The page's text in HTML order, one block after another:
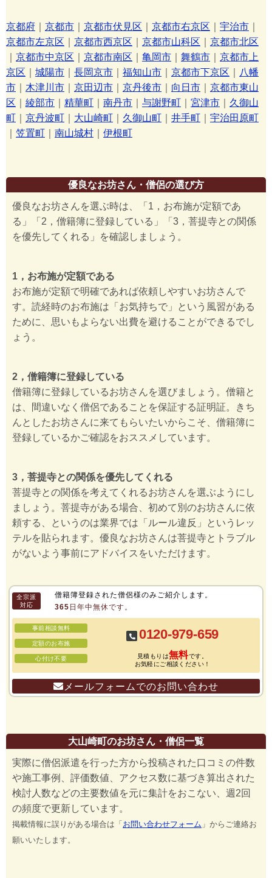
京都府 京都市 京都市伏見区 京都市右京区 宇治市
京都市左京区
京都市西京区 京都市山科区
京都市北区
京都市中京区 京都市南区 亀岡市 舞鶴市
京都市上
京区
城陽市 長岡京市 福知山市 京都市下京区
八幡
市
木津川市 京田辺市 京丹後市 向日市
京都市東山
区
綾部市 精華町 南丹市 与謝野町 宮津市
久御山
町
京丹波町 大山崎町 久御山町 井手町
宇治田原町
笠置町 南山城村 伊根町
優良なお坊さん・僧侶の選び方
優良なお坊さんを選ぶ時は、「1，お布施が定額であ
る」「2，僧籍簿に登録している」「3，菩提寺との関係
を優先してくれる」を確認しましょう。
1，お布施が定額である
お布施が定額で明確であれば依頼しやすいお坊さんで
す。読経時のお布施は「お気持ちで」という風習がある
ために、思いもよらない出費を避けることができるでし
ょう。
2，僧籍簿に登録している
僧籍簿に登録しているお坊さんを選びましょう。僧籍と
は、間違いなく僧侶であることを保証する証明証。きち
んとしたお坊さんに来てもらいたいからこそ、僧籍簿に
登録しているかご確認をおススメしています。
3，菩提寺との関係を優先してくれる
菩提寺との関係を考えてくれるお坊さんを選ぶようにし
ましょう。菩提寺がある場合、初めて別のお坊さんに依
頼する、というのは業界では「ルール違反」というレッ
テルを貼られます。優良なお坊さんは菩提寺とトラブル
がないよう事前にアドバイスをいただけます。
全宗派
対応
僧籍簿登録された僧侶様のみご紹介します。
365日年中無休です。
事前相談無料
定額のお布施
心付け不要
0120-979-659
見積もりは無料です。
お気軽にご相談ください！
メールフォームでのお問い合わせ
大山崎町のお坊さん・僧侶一覧
実際に僧侶派遣を行った方から投稿された口コミの件数
や施工事例、評価数値、アクセス数に基づき算出された
検討人数などの主要数値を元に集計をおこない、週2回
の頻度で更新しています。
掲載情報に誤りがある場合は「お問い合わせフォーム 」からご連絡お
願いいたします。